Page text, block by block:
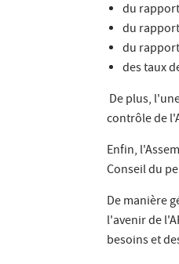
du
du
du
des taux
De plus,
contrôle de
Enfin,
Conseil du
De manière
l'avenir de
besoins et